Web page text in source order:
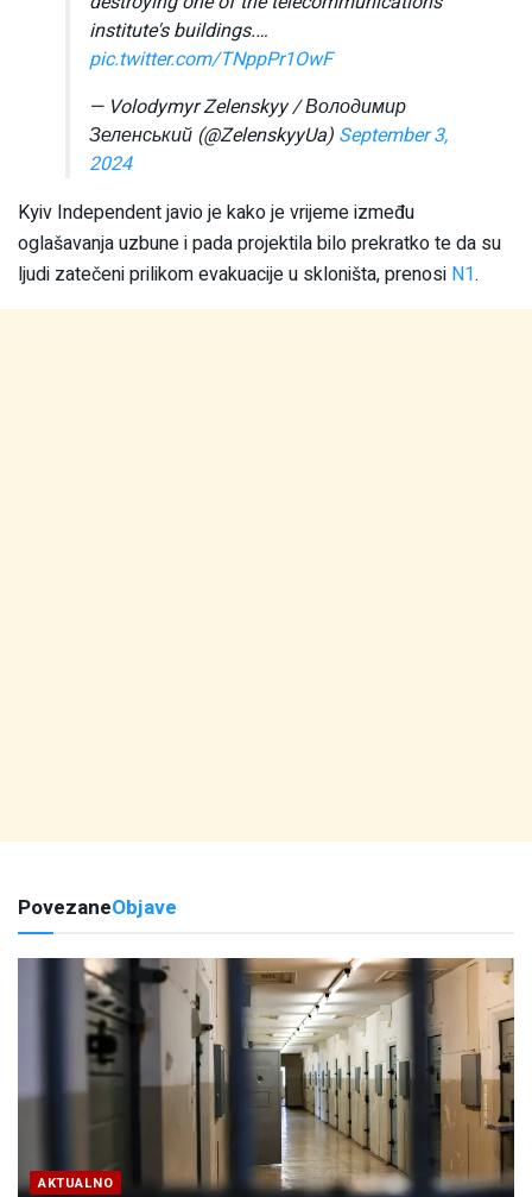
institute's buildings.…
pic.twitter.com/TNppPr1OwF
— Volodymyr Zelenskyy / Володимир
Зеленський (@ZelenskyyUa) September 3,
2024
Kyiv Independent javio je kako je vrijeme između
oglašavanja uzbune i pada projektila bilo prekratko te da su
ljudi zatečeni prilikom evakuacije u skloništa, prenosi N1.
PovezaneObjave
AKTUALNO